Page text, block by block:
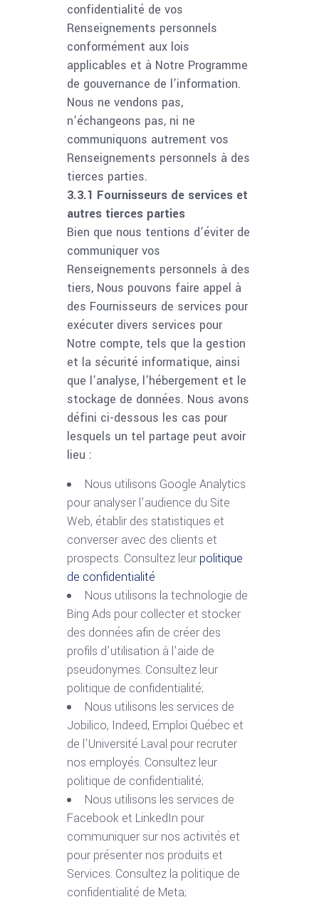
confidentialité de vos
Renseignements personnels
conformément aux lois
applicables et à Notre Programme
de gouvernance de l’information.
Nous ne vendons pas,
n’échangeons pas, ni ne
communiquons autrement vos
Renseignements personnels à des
tierces parties.
3.3.1 Fournisseurs de services et
autres tierces parties
Bien que nous tentions d’éviter de
communiquer vos
Renseignements personnels à des
tiers, Nous pouvons faire appel à
des Fournisseurs de services pour
exécuter divers services pour
Notre compte, tels que la gestion
et la sécurité informatique, ainsi
que l’analyse, l’hébergement et le
stockage de données. Nous avons
défini ci-dessous les cas pour
lesquels un tel partage peut avoir
lieu :
Nous utilisons Google Analytics
pour analyser l’audience du Site
Web, établir des statistiques et
converser avec des clients et
prospects. Consultez leur politique
de confidentialité
Nous utilisons la technologie de
Bing Ads pour collecter et stocker
des données afin de créer des
profils d’utilisation à l’aide de
pseudonymes. Consultez leur
politique de confidentialité;
Nous utilisons les services de
Jobilico, Indeed, Emploi Québec et
de l’Université Laval pour recruter
nos employés. Consultez leur
politique de confidentialité;
Nous utilisons les services de
Facebook et LinkedIn pour
communiquer sur nos activités et
pour présenter nos produits et
Services. Consultez la politique de
confidentialité de Meta;